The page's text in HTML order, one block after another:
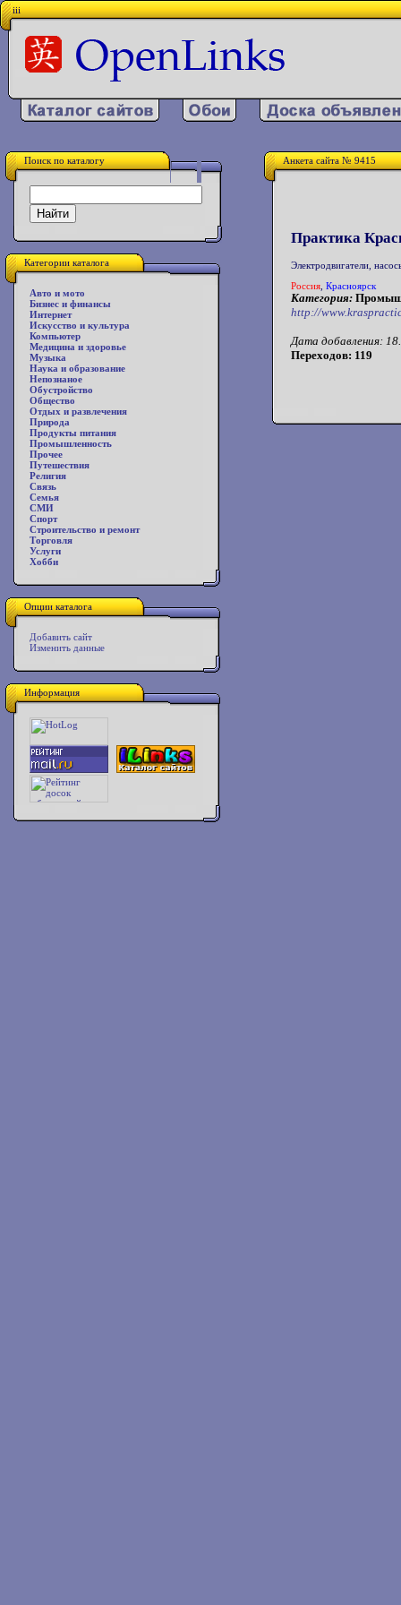
iii
Поиск по каталогу
Категории каталога
Авто и мото
Бизнес и финансы
Интернет
Искусство и культура
Компьютер
Медицина и здоровье
Музыка
Наука и образование
Непознаное
Обустройство
Общество
Отдых и развлечения
Природа
Продукты питания
Промышленность
Прочее
Путешествия
Религия
Связь
Семья
СМИ
Спорт
Строительство и ремонт
Торговля
Услуги
Хобби
Опции каталога
Добавить сайт
Изменить данные
Информация
Анкета сайта № 9415
Практика
Электродвигатели,
Россия Красноярск
Категория:
http://
Дата добавления:
Переходов: 119